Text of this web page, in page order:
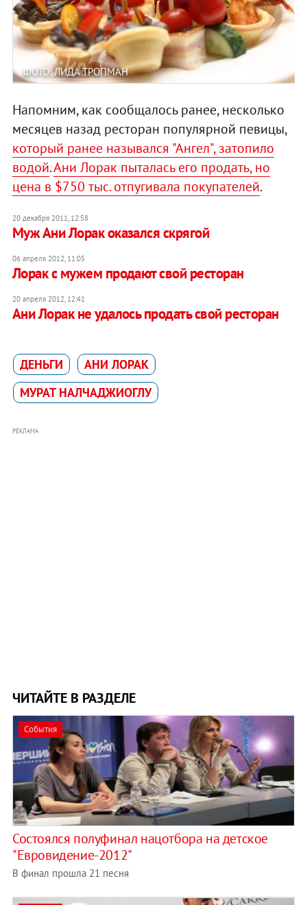
ФОТО: ЛИДА ТРОПМАН
Напомним, как сообщалось ранее, несколько
месяцев назад ресторан популярной певицы,
который ранее назывался "Ангел", затопило
водой.Ани Лорак пыталась его продать, но
цена в $750 тыс. отпугивала покупателей.
20 декабря 2011, 12:58
Муж Ани Лорак оказался скрягой
06 апреля 2012, 11:05
Лорак с мужем продают свой ресторан
20 апреля 2012, 12:41
Ани Лорак не удалось продать свой ресторан
ДЕНЬГИ
АНИ ЛОРАК
МУРАТ НАЛЧАДЖИОГЛУ
РЕКЛАМА
ЧИТАЙТЕ В РАЗДЕЛЕ
События
Состоялся полуфинал нацотбора на детское
"Евровидение-2012"
В финал прошла 21 песня